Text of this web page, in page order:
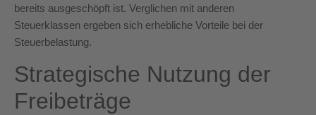
bereits ausgeschöpft ist. Verglichen mit anderen
Steuerklassen ergeben sich erhebliche Vorteile bei der
Steuerbelastung.
Strategische Nutzung der
Freibeträge